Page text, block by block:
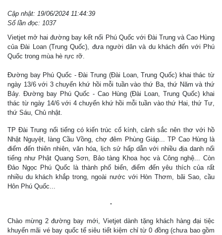
Cập nhật: 19/06/2024 11:44:39
Số lần đọc: 1037
Vietjet mở hai đường bay kết nối Phú Quốc với Đài Trung và Cao Hùng
của Đài Loan (Trung Quốc), đưa người dân và du khách đến với Phú
Quốc trong mùa hè rực rỡ.
Đường bay Phú Quốc - Đài Trung (Đài Loan, Trung Quốc) khai thác từ
ngày 13/6 với 3 chuyến khứ hồi mỗi tuần vào thứ Ba, thứ Năm và thứ
Bảy. Đường bay Phú Quốc - Cao Hùng (Đài Loan, Trung Quốc) khai
thác từ ngày 14/6 với 4 chuyến khứ hồi mỗi tuần vào thứ Hai, thứ Tư,
thứ Sáu, Chủ nhật.
TP Đài Trung nổi tiếng có kiến trúc cổ kính, cảnh sắc nên thơ với hồ
Nhật Nguyệt, làng Cầu Vồng, chợ đêm Phùng Giáp... TP Cao Hùng là
điểm đến thiên nhiên, văn hóa, lịch sử hấp dẫn với nhiều địa danh nổi
tiếng như Phật Quang Sơn, Bảo tàng Khoa học và Công nghệ... Còn
Đảo Ngọc Phú Quốc là thành phố biển, điểm đến yêu thích của rất
nhiều du khách khắp trong, ngoài nước với Hòn Thơm, bãi Sao, cầu
Hôn Phú Quốc...
Chào mừng 2 đường bay mới, Vietjet dành tặng khách hàng đại tiệc
khuyến mãi vé bay quốc tế siêu tiết kiệm chỉ từ 0 đồng (chưa bao gồm